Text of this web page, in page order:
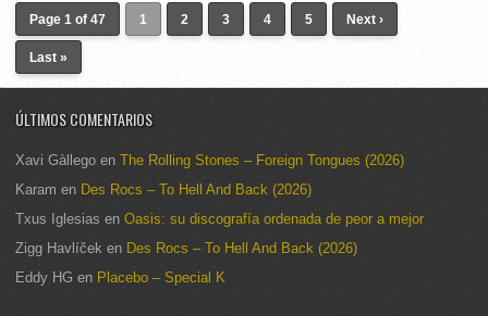
Page 1 of 47 1 2 3 4 5 Next ›
Last »
ÚLTIMOS COMENTARIOS
Xavi Gàllego en The Rolling Stones – Foreign Tongues (2026)
Karam en Des Rocs – To Hell And Back (2026)
Txus Iglesias en Oasis: su discografía ordenada de peor a mejor
Zigg Havlíček en Des Rocs – To Hell And Back (2026)
Eddy HG en Placebo – Special K